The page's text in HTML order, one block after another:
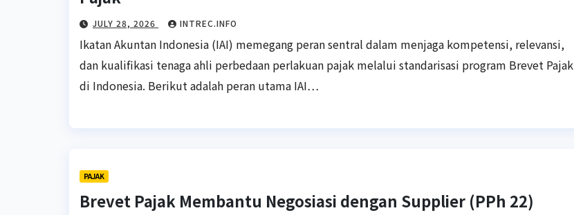
JULY 28, 2026 INTREC.INFO
Ikatan Akuntan Indonesia (IAI) memegang peran sentral dalam menjaga kompetensi, relevansi,
dan kualifikasi tenaga ahli perbedaan perlakuan pajak melalui standarisasi program Brevet Pajak
di Indonesia. Berikut adalah peran utama IAI…
PAJAK
Brevet Pajak Membantu Negosiasi dengan Supplier (PPh 22)